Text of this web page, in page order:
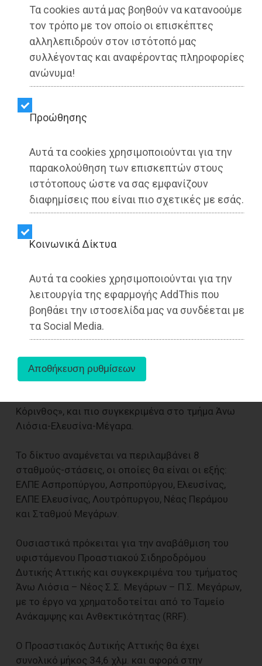
Τα cookies αυτά μας βοηθούν να κατανοούμε
τον τρόπο με τον οποίο οι επισκέπτες
αλληλεπιδρούν στον ιστότοπό μας
συλλέγοντας και αναφέροντας πληροφορίες
ανώνυμα!
Προώθησης
Αυτά τα cookies χρησιμοποιούνται για την
παρακολούθηση των επισκεπτών στους
ιστότοπους ώστε να σας εμφανίζουν
διαφημίσεις που είναι πιο σχετικές με εσάς.
Kοινωνικά Δίκτυα
Αυτά τα cookies χρησιμοποιούνται για την
λειτουργία της εφαρμογής AddThis που
βοηθάει την ιστοσελίδα μας να συνδέεται με
τα Social Media.
τους
Share:
Dimotisnews | 25/06/2025 - 17:02
▶️ Ακούστε το κείμενο
Εκατοντάδες πολίτες αναμένεται να
επωφεληθούν σε καθημερινή βάση από την
επικείμενη αναβάθμιση του υφιστάμενου
Προαστιακού σιδηροδρόμου Δυτικής Αττικής.
Το έργο του Προαστιακού σιδηροδρόμου Δυτικής
Αττικής θα σηματοδοτήσει την επανεκκίνηση της
Κόρινθος», και πιο συγκεκριμένα στο τμήμα Άνω
Λιόσια-Ελευσίνα-Μέγαρα.
Το δίκτυο αναμένεται να περιλαμβάνει 8
σταθμούς-στάσεις, οι οποίες θα είναι οι εξής:
ΕΛΠΕ Ασπροπύργου, Ασπροπύργου, Ελευσίνας,
ΕΛΠΕ Ελευσίνας, Λουτρόπυργου, Νέας Περάμου
και Σταθμού Μεγάρων.
Ουσιαστικά πρόκειται για την αναβάθμιση του
υφιστάμενου Προαστιακού Σιδηροδρόμου
Δυτικής Αττικής και συγκεκριμένα του τμήματος
Άνω Λιόσια – Νέος Σ.Σ. Μεγάρων – Π.Σ. Μεγάρων,
με το έργο να χρηματοδοτείται από το Ταμείο
Ανάκαμψης και Ανθεκτικότητας (RRF).
Ο Προαστιακός Δυτικής Αττικής θα έχει
συνολικό μήκος 34,6 χλμ. και αφορά στην